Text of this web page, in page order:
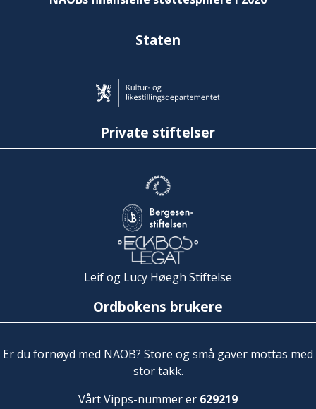
Staten
Private stiftelser
Leif og Lucy Høegh Stiftelse
Ordbokens brukere
Er du fornøyd med NAOB? Store og små gaver mottas med
stor takk.
Vårt Vipps-nummer er 629219